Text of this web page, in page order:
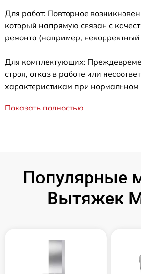
Для работ: Повторное
который напрямую связан с
ремонта (например,
Для комплектующих:
строя, отказ в работе или
характеристикам при нормальном
Показать полностью
Популярные
Вытяжек